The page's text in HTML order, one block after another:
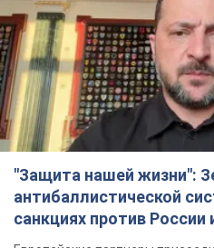
"Защита нашей жизни":
антибаллистической
санкциях против
Видео